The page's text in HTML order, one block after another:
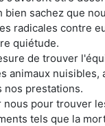
bien sachez que
radicales contre
quiétude.
de trouver
animaux nuisibles,
nos prestations.
nous pour trouver
tels que la